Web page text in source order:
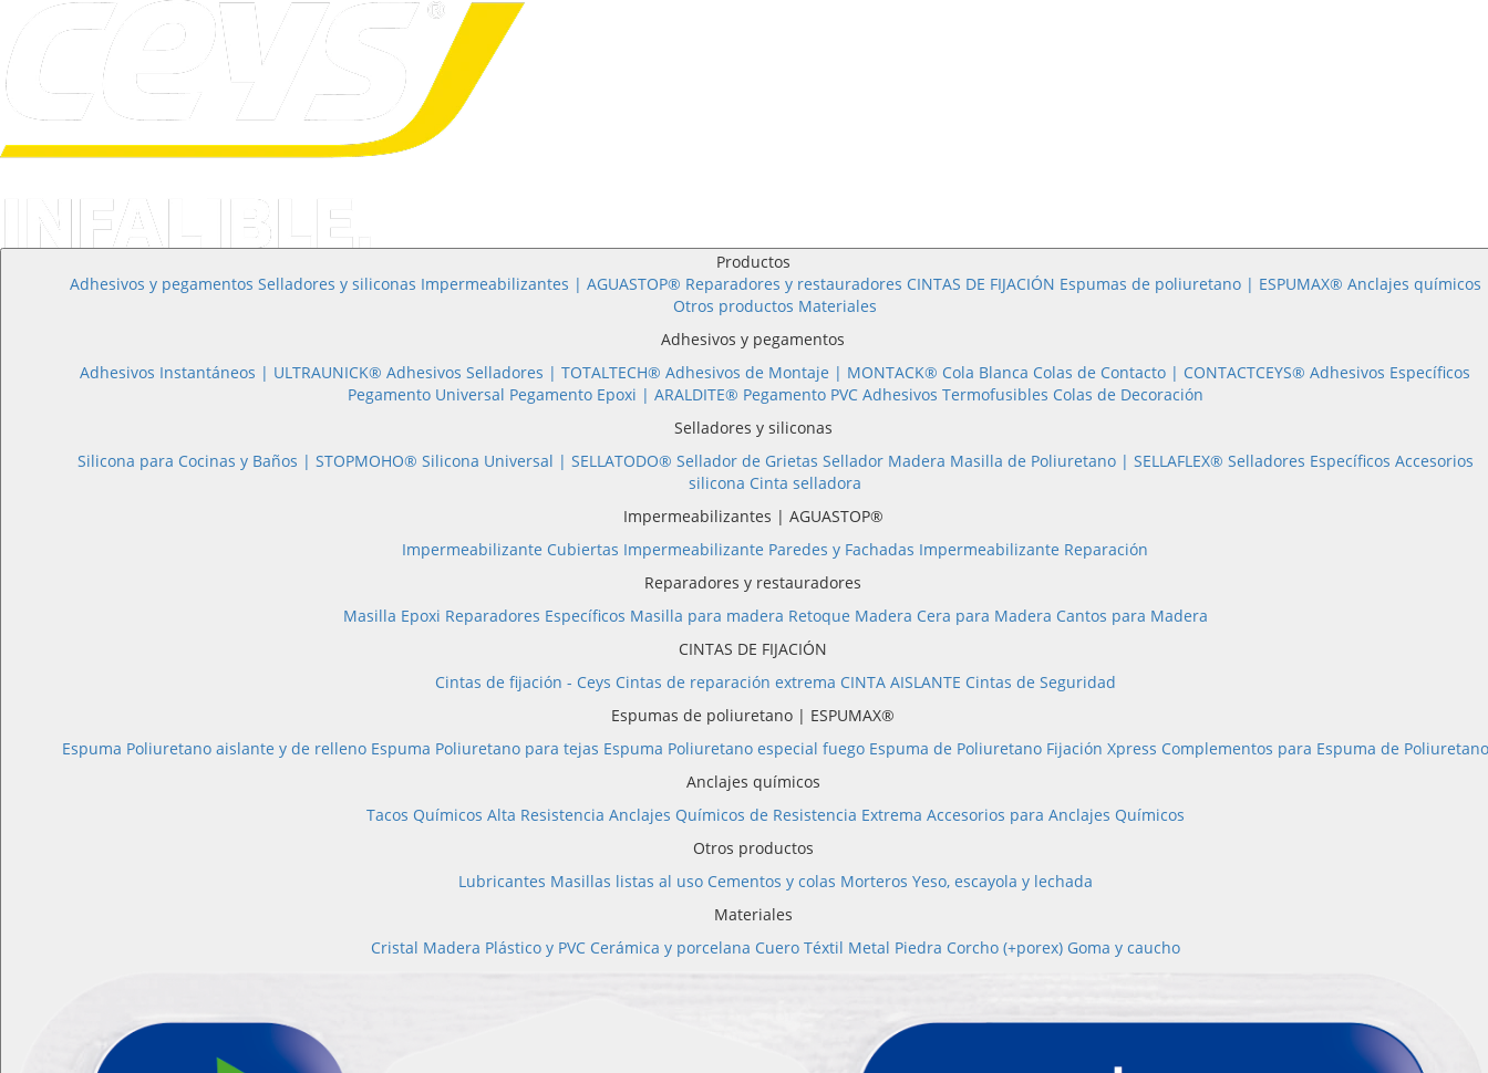
Productos
Adhesivos y pegamentos Selladores y siliconas Impermeabilizantes | AGUASTOP® Reparadores y restauradores CINTAS DE FIJACIÓN Espumas de poliuretano | ESPUMAX® Anclajes químicos
Otros productos Materiales
Adhesivos y pegamentos
Adhesivos Instantáneos | ULTRAUNICK® Adhesivos Selladores | TOTALTECH® Adhesivos de Montaje | MONTACK® Cola Blanca Colas de Contacto | CONTACTCEYS® Adhesivos Específicos
Pegamento Universal
Pegamento Epoxi | ARALDITE® Pegamento PVC Adhesivos Termofusibles Colas de Decoración
Selladores y siliconas
Silicona para Cocinas y Baños | STOPMOHO® Silicona Universal | SELLATODO® Sellador de Grietas Sellador Madera Masilla de Poliuretano | SELLAFLEX® Selladores Específicos Accesorios
silicona Cinta selladora
Impermeabilizantes | AGUASTOP®
Impermeabilizante Cubiertas Impermeabilizante Paredes y Fachadas Impermeabilizante Reparación
Reparadores y restauradores
Masilla Epoxi Reparadores Específicos Masilla para madera Retoque Madera Cera para Madera Cantos para Madera
CINTAS DE FIJACIÓN
Cintas de fijación - Ceys Cintas de reparación extrema CINTA AISLANTE Cintas de Seguridad
Espumas de poliuretano | ESPUMAX®
Espuma Poliuretano aislante y de relleno Espuma Poliuretano para tejas Espuma Poliuretano especial fuego Espuma de Poliuretano Fijación Xpress Complementos para Espuma de Poliuretano
Anclajes químicos
Tacos Químicos Alta Resistencia Anclajes Químicos de Resistencia Extrema Accesorios para Anclajes Químicos
Otros productos
Lubricantes Masillas listas al uso Cementos y colas Morteros Yeso, escayola y lechada
Materiales
Cristal Madera Plástico y PVC Cerámica y porcelana Cuero Téxtil Metal Piedra Corcho (+porex) Goma y caucho